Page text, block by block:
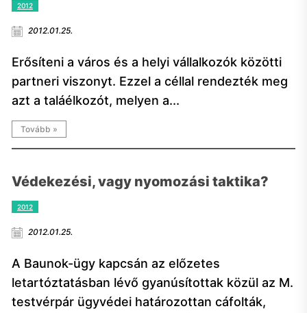
2012
2012.01.25.
Erősíteni a város és a helyi vállalkozók közötti
partneri viszonyt. Ezzel a céllal rendezték meg
azt a taláélkozót, melyen a...
Tovább »
Védekezési, vagy nyomozási taktika?
2012
2012.01.25.
A Baunok-ügy kapcsán az előzetes
letartóztatásban lévő gyanúsítottak közül az M.
testvérpár ügyvédei határozottan cáfolták,